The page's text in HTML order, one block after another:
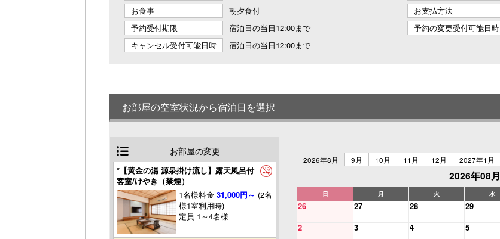
お食事
朝夕食付 お支払方法
予約受付期限
宿泊日の当日12:00まで 予約の変更受付可能日時
キャンセル受付可能日時
宿泊日の当日12:00まで
お部屋の空室状況から宿泊日を選択
お部屋の変更
*【黄金の湯 源泉掛け流し】露天風呂付
客室/けやき（禁煙）
1名様料金31,000円～ (2名
様1室利用時)
定員 1～4名様
2026年8月
9月 10月 11月 12月 2027年1月
2026年08月
日 月 火 水
26 27 28 29
2
3 4 5